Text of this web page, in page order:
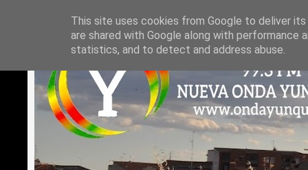
This site uses cookies from Google to deliver
are shared with Google along with
statistics, and to detect and address abuse.